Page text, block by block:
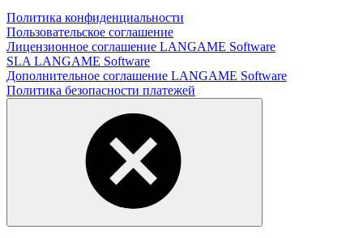
Политика конфиденциальности
Пользовательское соглашение
Лицензионное соглашение LANGAME Software
SLA LANGAME Software
Дополнительное соглашение LANGAME Software
Политика безопасности платежей